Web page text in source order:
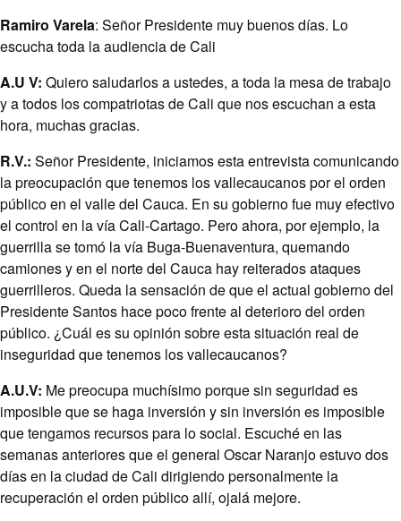
Ramiro Varela: Señor Presidente muy buenos días. Lo
escucha toda la audiencia de Cali
A.U V: Quiero saludarlos a ustedes, a toda la mesa de trabajo
y a todos los compatriotas de Cali que nos escuchan a esta
hora, muchas gracias.
R.V.: Señor Presidente, iniciamos esta entrevista comunicando
la preocupación que tenemos los vallecaucanos por el orden
público en el valle del Cauca. En su gobierno fue muy efectivo
el control en la vía Cali-Cartago. Pero ahora, por ejemplo, la
guerrilla se tomó la vía Buga-Buenaventura, quemando
camiones y en el norte del Cauca hay reiterados ataques
guerrilleros. Queda la sensación de que el actual gobierno del
Presidente Santos hace poco frente al deterioro del orden
público. ¿Cuál es su opinión sobre esta situación real de
inseguridad que tenemos los vallecaucanos?
A.U.V: Me preocupa muchísimo porque sin seguridad es
imposible que se haga inversión y sin inversión es imposible
que tengamos recursos para lo social. Escuché en las
semanas anteriores que el general Oscar Naranjo estuvo dos
días en la ciudad de Cali dirigiendo personalmente la
recuperación el orden público allí, ojalá mejore.